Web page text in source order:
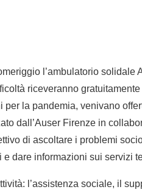
l’ambulatorio solidale
riceveranno
per la pandemia, venivano
dall’Auser Firenze in
di ascoltare i problemi
dare informazioni sui servizi
l’assistenza sociale, il